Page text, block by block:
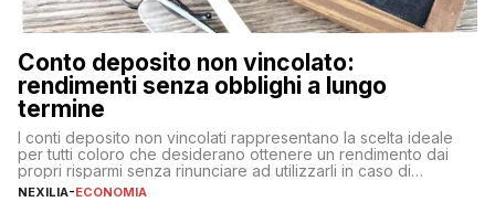
Conto deposito non vincolato:
rendimenti senza obblighi a lungo
termine
I conti deposito non vincolati rappresentano la scelta ideale
per tutti coloro che desiderano ottenere un rendimento dai
propri risparmi senza rinunciare ad utilizzarli in caso di
necessità. A differenza delle forme vincolate tradizionali,
NEXILIA-ECONOMIA